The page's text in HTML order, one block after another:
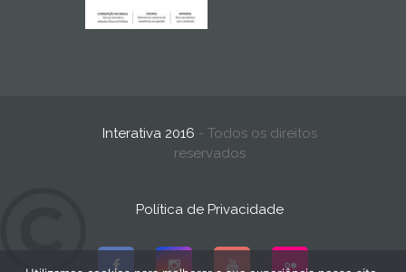
Interativa 2016 - Todos os direitos
reservados
Política de Privacidade